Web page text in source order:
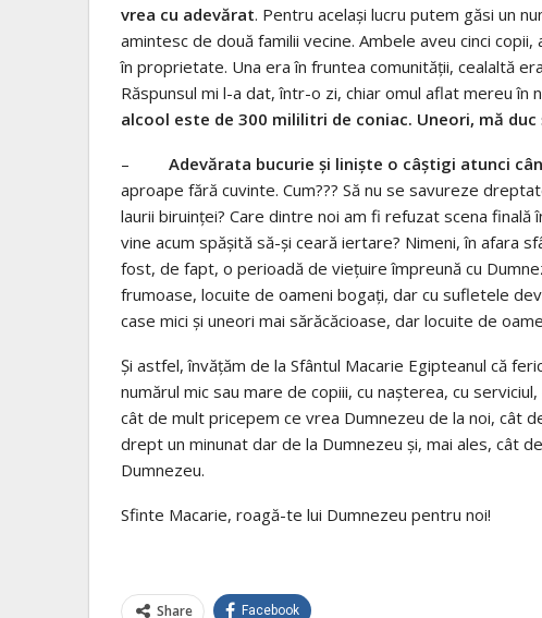
vrea cu adevărat. Pentru același lucru putem găsi un
amintesc de două familii vecine. Ambele aveu cinci
în proprietate. Una era în fruntea comunității, cealaltă
Răspunsul mi l-a dat, într-o zi, chiar omul aflat mereu în
alcool este de 300 mililitri de coniac. Uneori, mă duc
– Adevărata bucurie și liniște o câștigi atunci
aproape fără cuvinte. Cum??? Să nu se savureze
laurii biruinței? Care dintre noi am fi refuzat scena
vine acum spășită să-și ceară iertare? Nimeni, în afara
fost, de fapt, o perioadă de viețuire împreună cu
frumoase, locuite de oameni bogați, dar cu sufletele
case mici și uneori mai sărăcăcioase, dar locuite de
Și astfel, învățăm de la Sfântul Macarie Egipteanul că
numărul mic sau mare de copiii, cu nașterea, cu
cât de mult pricepem ce vrea Dumnezeu de la noi, cât
drept un minunat dar de la Dumnezeu și, mai ales, cât
Dumnezeu.
Sfinte Macarie, roagă-te lui Dumnezeu pentru noi!
Share Facebook